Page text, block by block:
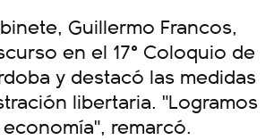
Guillermo Francos,
en el 17° Coloquio de
y destacó las medidas
libertaria. "Logramos
remarcó.